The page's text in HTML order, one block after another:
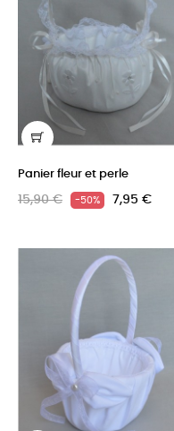
Panier fleur et perle
15,90 € -50% 7,95 €